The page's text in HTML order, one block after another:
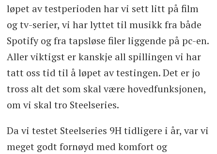
løpet av testperioden har vi sett litt på film
og tv-serier, vi har lyttet til musikk fra både
Spotify og fra tapsløse filer liggende på pc-en.
Aller viktigst er kanskje all spillingen vi har
tatt oss tid til å løpet av testingen. Det er jo
tross alt det som skal være hovedfunksjonen,
om vi skal tro Steelseries.
Da vi testet Steelseries 9H tidligere i år, var vi
meget godt fornøyd med komfort og